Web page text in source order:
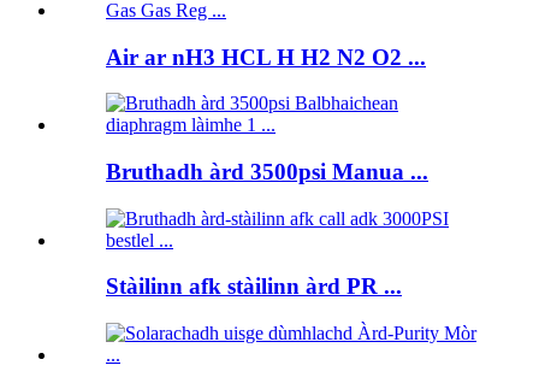
Air ar nH3 HCL H H2 N2 O2 ...
Bruthadh àrd 3500psi Manua ...
Stàilinn afk stàilinn àrd PR ...